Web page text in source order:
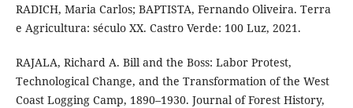
RADICH, Maria Carlos; BAPTISTA, Fernando Oliveira. Terra
e Agricultura: século XX. Castro Verde: 100 Luz, 2021.
RAJALA, Richard A. Bill and the Boss: Labor Protest,
Technological Change, and the Transformation of the West
Coast Logging Camp, 1890–1930. Journal of Forest History,